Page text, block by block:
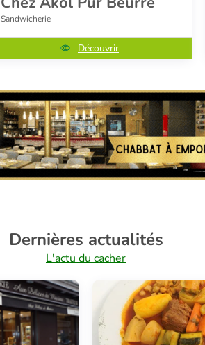
Sandwicherie
Découvrir
Dernières actualités
L'actu du cacher